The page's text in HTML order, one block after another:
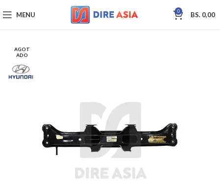
MENU 0 BS. 0,00
AGOT
ADO